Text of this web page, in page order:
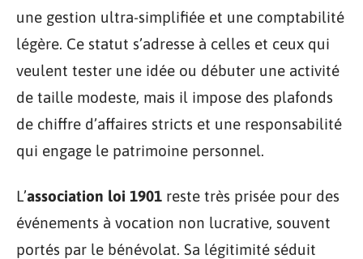
une gestion ultra-simplifiée et une comptabilité
légère. Ce statut s’adresse à celles et ceux qui
veulent tester une idée ou débuter une activité
de taille modeste, mais il impose des plafonds
de chiffre d’affaires stricts et une responsabilité
qui engage le patrimoine personnel.
L’association loi 1901 reste très prisée pour des
événements à vocation non lucrative, souvent
portés par le bénévolat. Sa légitimité séduit